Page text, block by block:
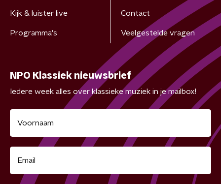
Kijk & luister live
Programma's
Contact
Veelgestelde vragen
NPO Klassiek nieuwsbrief
Iedere week alles over klassieke muziek in je mailbox!